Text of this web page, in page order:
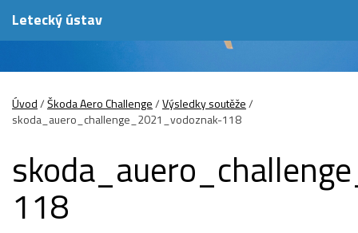
Letecký ústav
Úvod/Škoda Aero Challenge/Výsledky soutěže/
skoda_auero_challenge_2021_vodoznak-118
118